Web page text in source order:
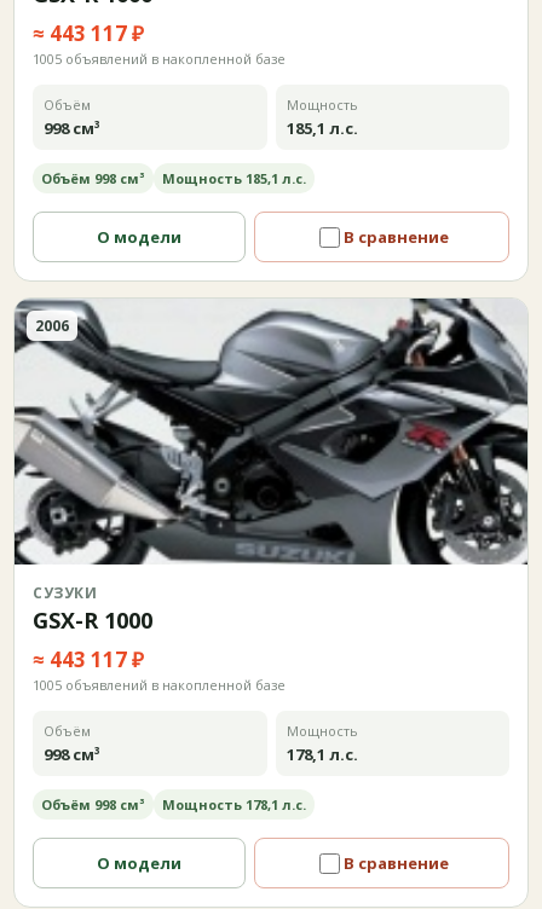
≈ 443 117 ₽
1005 объявлений в накопленной базе
Объём
998 см³
Мощность
185,1 л.с.
Объём 998 см³ Мощность 185,1 л.с.
О модели В сравнение
2006
СУЗУКИ
GSX-R 1000
≈ 443 117 ₽
1005 объявлений в накопленной базе
Объём
998 см³
Мощность
178,1 л.с.
Объём 998 см³ Мощность 178,1 л.с.
О модели В сравнение